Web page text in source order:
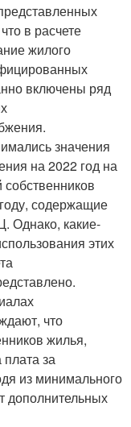
в расчете
жилого
включены ряд
значения
на 2022 год на
содержащие
Однако, какие-
этих
что
жилья,
за
из минимального
дополнительных